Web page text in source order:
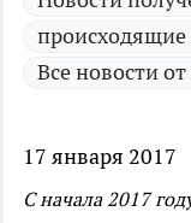
Все новости
17 января 2017
С начала 2017